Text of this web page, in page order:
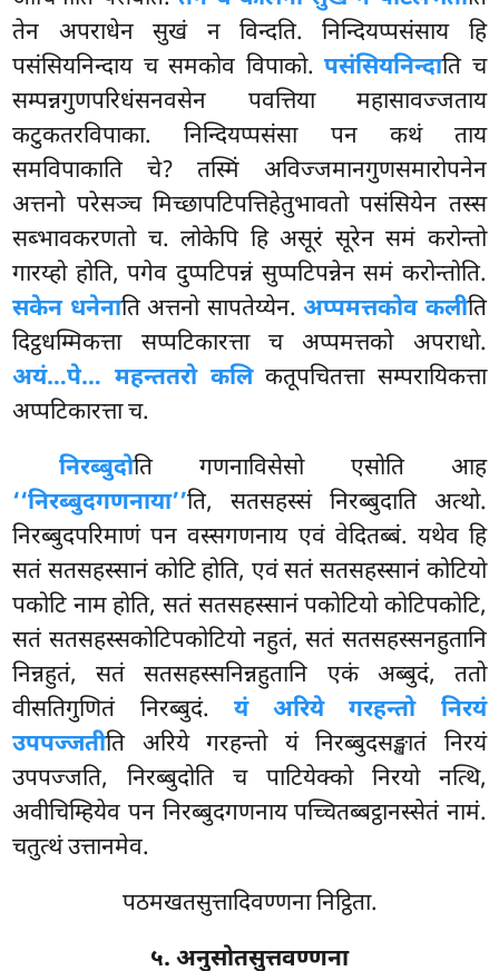
तेन अपराधेन सुखं न विन्दति. निन्दियप्पसंसाय हि
पसंसियनिन्दाय च समकोव विपाको.पसंसियनिन्दाति च
सम्पन्नगुणपरिधंसनवसेन पवत्तिया महासावज्जताय
कटुकतरविपाका. निन्दियप्पसंसा पन कथं ताय
समविपाकाति चे? तस्मिं अविज्जमानगुणसमारोपनेन
अत्तनो परेसञ्च मिच्छापटिपत्तिहेतुभावतो पसंसियेन तस्स
सब्भावकरणतो च. लोकेपि हि असूरं सूरेन समं करोन्तो
गारय्हो होति, पगेव दुप्पटिपन्नं सुप्पटिपन्नेन समं करोन्तोति.
सकेन धनेनाति अत्तनो सापतेय्येन.अप्पमत्तकोव कलीति
दिट्ठधम्मिकत्ता सप्पटिकारत्ता च अप्पमत्तको अपराधो.
अयं…पे… महन्ततरो कलिकतूपचितत्ता सम्परायिकत्ता
अप्पटिकारत्ता च.
निरब्बुदोति गणनाविसेसो एसोति आह
‘‘निरब्बुदगणनाया’’ति, सतसहस्सं निरब्बुदाति अत्थो.
निरब्बुदपरिमाणं पन वस्सगणनाय एवं वेदितब्बं. यथेव हि
सतं सतसहस्सानं कोटि होति, एवं सतं सतसहस्सानं कोटियो
पकोटि नाम होति, सतं सतसहस्सानं पकोटियो कोटिपकोटि,
सतं सतसहस्सकोटिपकोटियो नहुतं, सतं सतसहस्सनहुतानि
निन्नहुतं, सतं सतसहस्सनिन्नहुतानि एकं अब्बुदं, ततो
वीसतिगुणितं निरब्बुदं. यं अरिये गरहन्तो निरयं
उपपज्जतीति अरिये गरहन्तो यं निरब्बुदसङ्खातं निरयं
उपपज्जति, निरब्बुदोति च पाटियेक्को निरयो नत्थि,
अवीचिम्हियेव पन निरब्बुदगणनाय पच्चितब्बट्ठानस्सेतं नामं.
चतुत्थं उत्तानमेव.
पठमखतसुत्तादिवण्णना निट्ठिता.
५. अनुसोतसुत्तवण्णना